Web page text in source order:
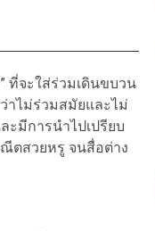
ที่จะใส่ร่วมเดินขบวน
าไม่ร่วมสมัยและไม่
มีการนำไปเปรียบ
ณีตสวยหรู จนสื่อต่าง